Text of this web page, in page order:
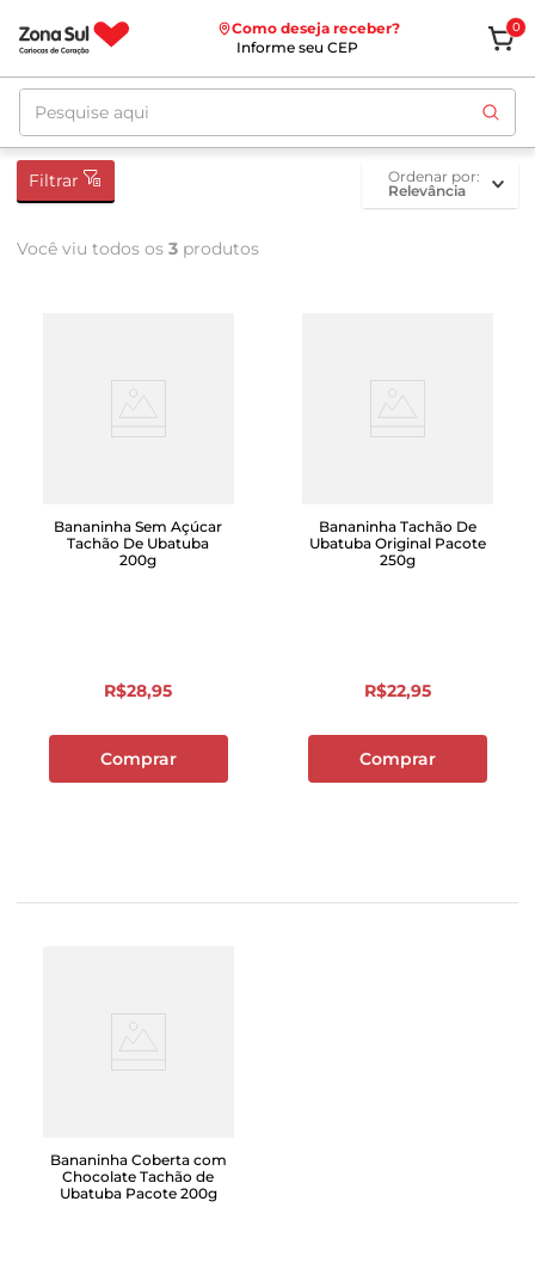
Como deseja receber?
Informe seu CEP
0
Pesquise aqui
Filtrar
ordenar por
Relevância
Você viu todos os 3 produtos
Bananinha Sem Açúcar
Tachão De Ubatuba
200g
R$28,95
Comprar
Bananinha Tachão De
Ubatuba Original Pacote
250g
R$22,95
Comprar
Bananinha Coberta com
Chocolate Tachão de
Ubatuba Pacote 200g